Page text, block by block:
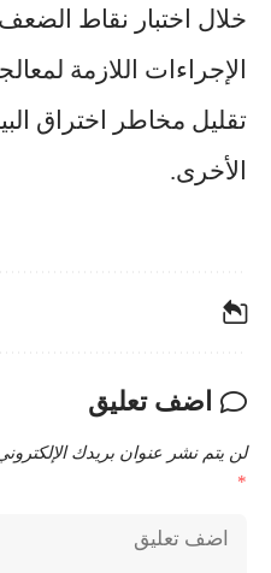
خلال اختبار نقاط
الإجراءات اللازمة
تقليل مخاطر اختراق
الأخرى.
اضف تعليق
لن يتم نشر عنوان بريدك
*